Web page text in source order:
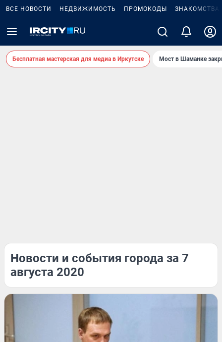
ВСЕ НОВОСТИ НЕДВИЖИМОСТЬ ПРОМОКОДЫ ЗНАКОМСТВА
Бесплатная мастерская для медиа в Иркутске Мост в Шаманке
Новости и события города за 7
августа 2020